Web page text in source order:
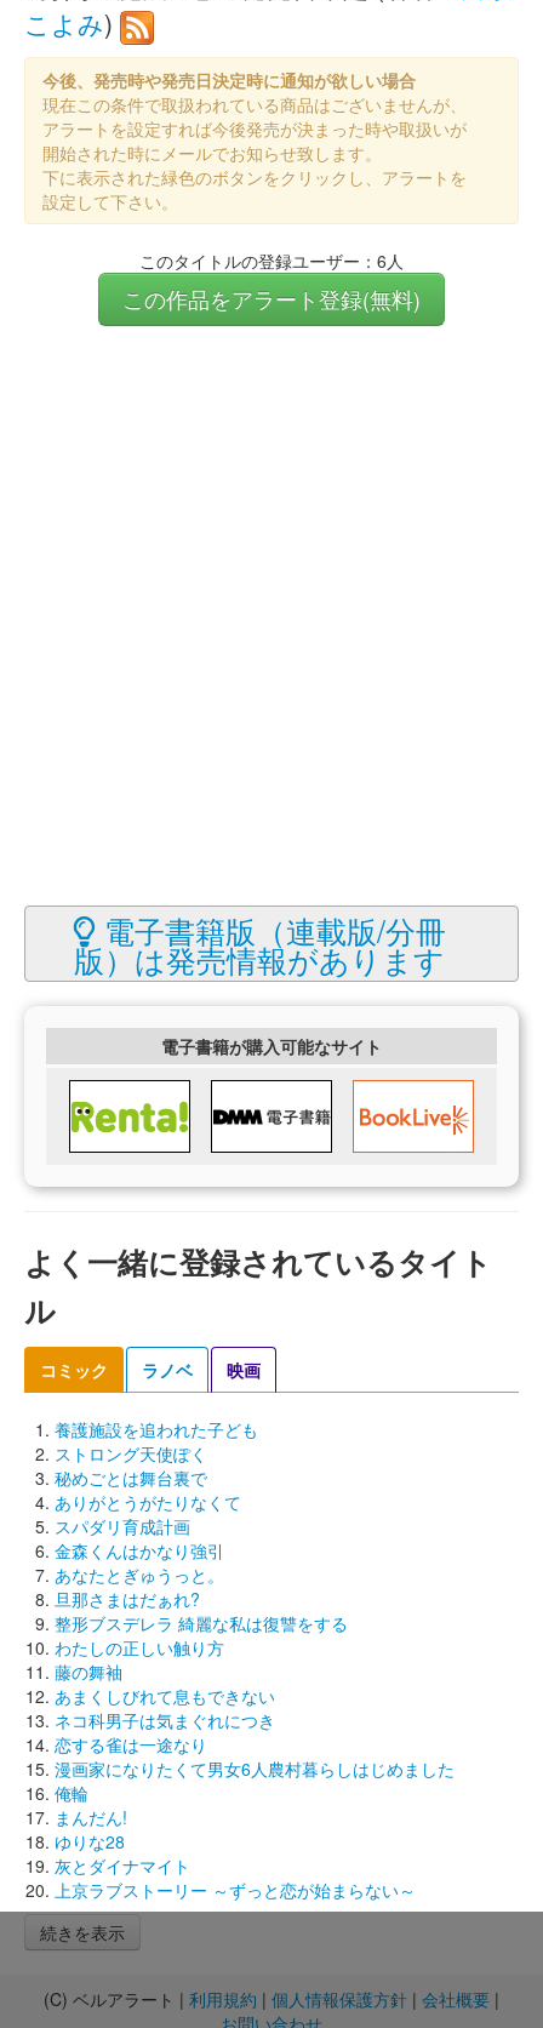
こよみ)
今後、発売時や発売日決定時に通知が欲しい場合
現在この条件で取扱われている商品はございませんが、
アラートを設定すれば今後発売が決まった時や取扱いが
開始された時にメールでお知らせ致します。
下に表示された緑色のボタンをクリックし、アラートを
設定して下さい。
このタイトルの登録ユーザー：6人
この作品をアラート登録(無料)
電子書籍版（連載版/分冊
版）は発売情報があります
電子書籍が購入可能なサイト
よく一緒に登録されているタイト
ル
コミック ラノベ 映画
養護施設を追われた子ども
ストロング天使ぽく
秘めごとは舞台裏で
ありがとうがたりなくて
スパダリ育成計画
金森くんはかなり強引
あなたとぎゅうっと。
旦那さまはだぁれ?
整形ブスデレラ 綺麗な私は復讐をする
わたしの正しい触り方
藤の舞袖
あまくしびれて息もできない
ネコ科男子は気まぐれにつき
恋する雀は一途なり
漫画家になりたくて男女6人農村暮らしはじめました
俺輪
まんだん!
ゆりな28
灰とダイナマイト
上京ラブストーリー ～ずっと恋が始まらない～
続きを表示
(C) ベルアラート | 利用規約 | 個人情報保護方針 | 会社概要 |
お問い合わせ